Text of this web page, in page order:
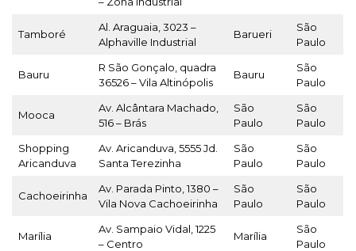
Tamboré
Al. Araguaia, 3023 –
Alphaville Industrial
Barueri
São
Paulo
Bauru
R São Gonçalo, quadra
36526 – Vila Altinópolis
Bauru
São
Paulo
Mooca
Av. Alcântara Machado,
516 – Brás
São
Paulo
São
Paulo
Shopping
Aricanduva
Av. Aricanduva, 5555 Jd.
Santa Terezinha
São
Paulo
São
Paulo
Cachoeirinha
Av. Parada Pinto, 1380 –
Vila Nova Cachoeirinha
São
Paulo
São
Paulo
Marília
Av. Sampaio Vidal, 1225
– Centro
Marília
São
Paulo